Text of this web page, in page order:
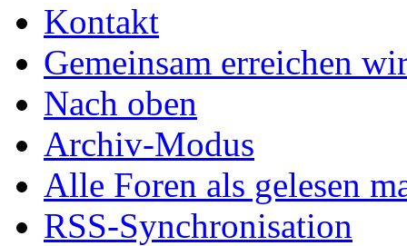
Kontakt
Gemeinsam erreichen
Nach oben
Archiv-Modus
Alle Foren als gelesen
RSS-Synchronisation